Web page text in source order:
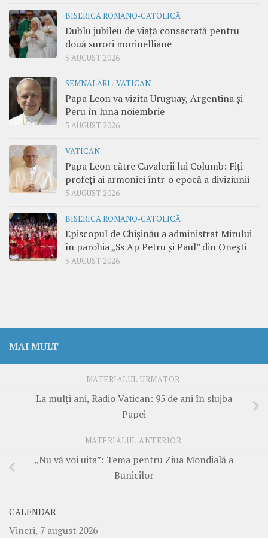
BISERICA ROMANO-CATOLICĂ
Dublu jubileu de viață consacrată pentru
două surori morinelliane
5 AUGUST 2026
SEMNALĂRI /VATICAN
Papa Leon va vizita Uruguay, Argentina și
Peru în luna noiembrie
5 AUGUST 2026
VATICAN
Papa Leon către Cavalerii lui Columb: Fiți
profeți ai armoniei într-o epocă a diviziunii
5 AUGUST 2026
BISERICA ROMANO-CATOLICĂ
Episcopul de Chișinău a administrat Mirului
în parohia „Ss Ap Petru și Paul” din Onești
5 AUGUST 2026
MAI MULT
MATERIALUL URMĂTOR
La mulți ani, Radio Vatican: 95 de ani în slujba
Papei
MATERIALUL ANTERIOR
„Nu vă voi uita”: Tema pentru Ziua Mondială a
Bunicilor
CALENDAR
Vineri, 7 august 2026